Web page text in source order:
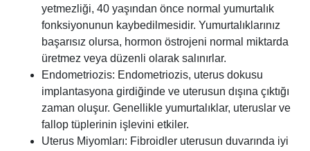
yetmezliği, 40 yaşından önce normal yumurtalık
fonksiyonunun kaybedilmesidir. Yumurtalıklarınız
başarısız olursa, hormon östrojeni normal miktarda
üretmez veya düzenli olarak salınırlar.
Endometriozis: Endometriozis, uterus dokusu
implantasyona girdiğinde ve uterusun dışına çıktığı
zaman oluşur. Genellikle yumurtalıklar, uteruslar ve
fallop tüplerinin işlevini etkiler.
Uterus Miyomları: Fibroidler uterusun duvarında iyi